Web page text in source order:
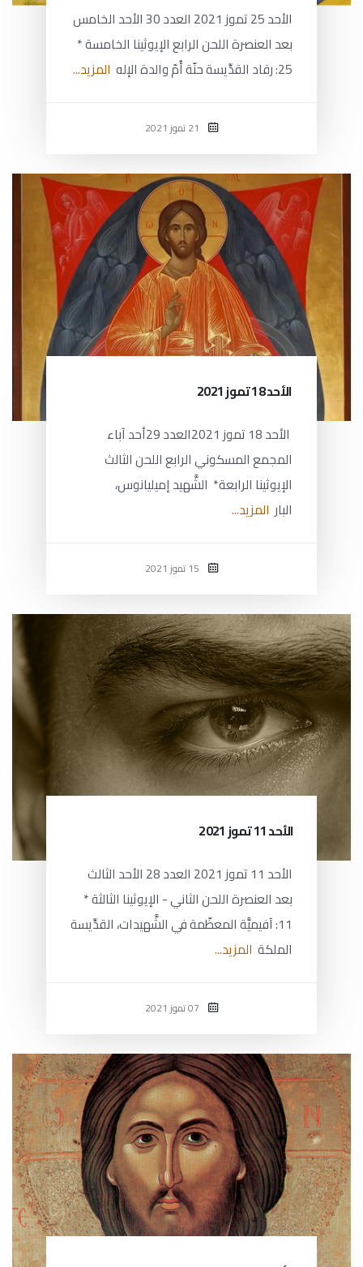
الأحد 25 تموز 2021 العدد 30 الأحد الخامس
بعد العنصرة اللحن الرابع الإيوثينا الخامسة *
25: رقاد القدِّيسة حنّة أُمّ والدة الإله
المزيد...
الأحد 18 تموز 2021
الأحد 18 تموز 2021العدد 29أحد آباء
المجمع المسكوني الرابع اللحن الثالث
الإيوثينا الرابعة* الشَّهيد إميليانوس،
البار المزيد...
الأحد 11 تموز 2021
الأحد 11 تموز 2021 العدد 28 الأحد الثالث
بعد العنصرة اللحن الثاني - الإيوثينا الثالثة *
11: آفيميَّة المعظّمة في الشَّهيدات، القدِّيسة
الملكة المزيد...